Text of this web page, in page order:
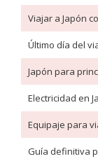
Viajar a Japón
Último día del
Japón para
Electricidad en
Equipaje para
Guía definitiva